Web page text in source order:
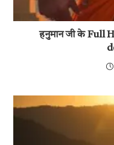
हनुमान जी के Full